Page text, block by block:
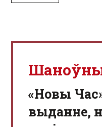
«Новы
выданне,